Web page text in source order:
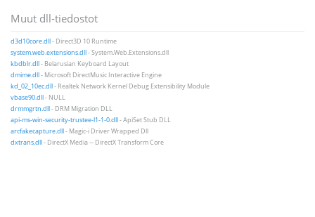
Muut dll-tiedostot
d3d10core.dll- Direct3D 10 Runtime
system.web.extensions.dll- System.Web.Extensions.dll
kbdblr.dll- Belarusian Keyboard Layout
dmime.dll- Microsoft DirectMusic Interactive Engine
kd_02_10ec.dll- Realtek Network Kernel Debug Extensibility Module
vbase90.dll- NULL
drmmgrtn.dll- DRM Migration DLL
api-ms-win-security-trustee-l1-1-0.dll- ApiSet Stub DLL
arcfakecapture.dll- Magic-i Driver Wrapped Dll
dxtrans.dll- DirectX Media -- DirectX Transform Core